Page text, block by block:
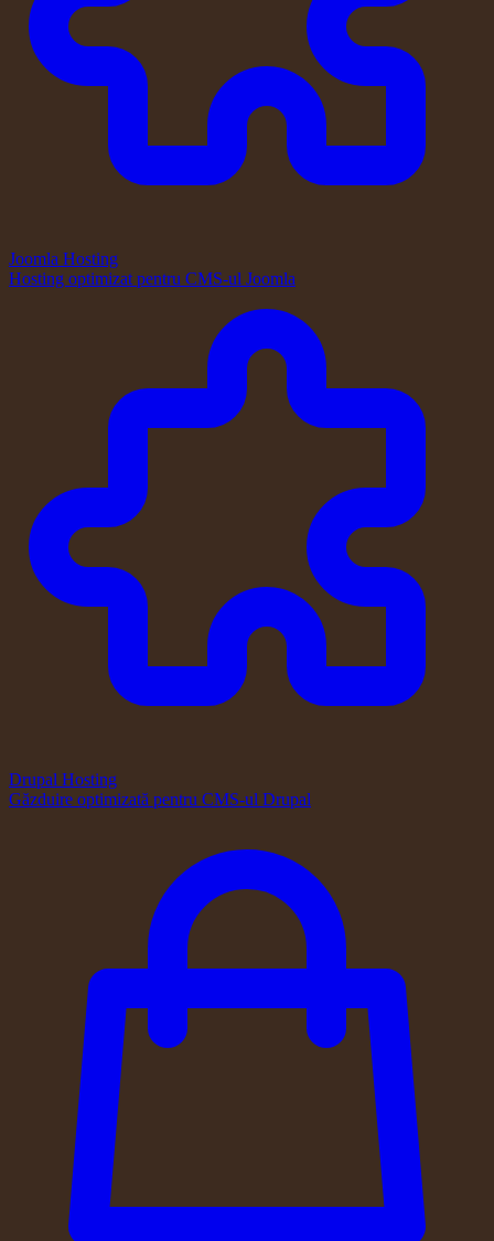
Joomla Hosting
Hosting optimizat pentru CMS-ul Joomla
Drupal Hosting
Găzduire optimizată pentru CMS-ul Drupal